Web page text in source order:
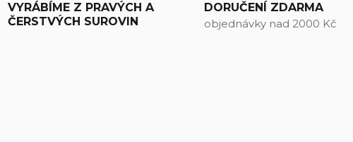
VYRÁBÍME Z PRAVÝCH A
ČERSTVÝCH SUROVIN
DORUČENÍ ZDARMA
objednávky nad 2000 Kč